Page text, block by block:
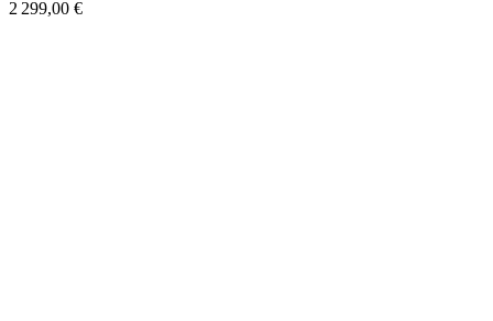
2 299,00 €